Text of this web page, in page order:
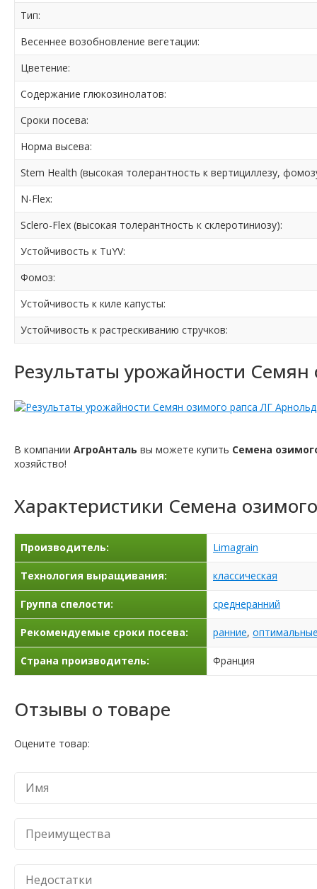
Тип:
Весеннее возобновление вегетации:
Цветение:
Содержание глюкозинолатов:
Сроки посева:
Норма высева:
Stem Health (высокая толерантность к вертициллезу,
N-Flex:
Sclero-Flex (высокая толерантность к склеротиниозу):
Устойчивость к TuYV:
Фомоз:
Устойчивость к киле капусты:
Устойчивость к растрескиванию стручков:
Результаты урожайности
В компании АгроАнталь вы можете купить Семена
хозяйство!
Характеристики Семена
Производитель: Limagrain
Технология выращивания: классическая
Группа спелости: среднеранний
Рекомендуемые сроки посева: ранние,
Страна производитель: Франция
Отзывы о товаре
Оцените товар: